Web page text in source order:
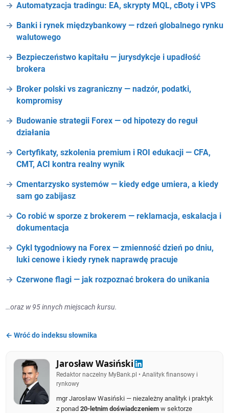
Automatyzacja tradingu: EA, skrypty MQL, cBoty i VPS
Banki i rynek międzybankowy — rdzeń globalnego rynku
walutowego
Bezpieczeństwo kapitału — jurysdykcje i upadłość
brokera
Broker polski vs zagraniczny — nadzór, podatki,
kompromisy
Budowanie strategii Forex — od hipotezy do reguł
działania
Certyfikaty, szkolenia premium i ROI edukacji — CFA,
CMT, ACI kontra realny wynik
Cmentarzysko systemów — kiedy edge umiera, a kiedy
sam go zabijasz
Co robić w sporze z brokerem — reklamacja, eskalacja i
dokumentacja
Cykl tygodniowy na Forex — zmienność dzień po dniu,
luki cenowe i kiedy rynek naprawdę pracuje
Czerwone flagi — jak rozpoznać brokera do unikania
…oraz w 95 innych miejscach kursu.
← Wróć do indeksu słownika
Jarosław Wasiński
Redaktor naczelny MyBank.pl • Analityk finansowy i
rynkowy
mgr Jarosław Wasiński — niezależny analityk i praktyk
z ponad20-letnim doświadczeniem w sektorze